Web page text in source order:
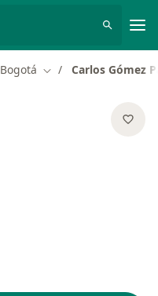
Bogotá Cambiar de ciudad
Carlos Gómez